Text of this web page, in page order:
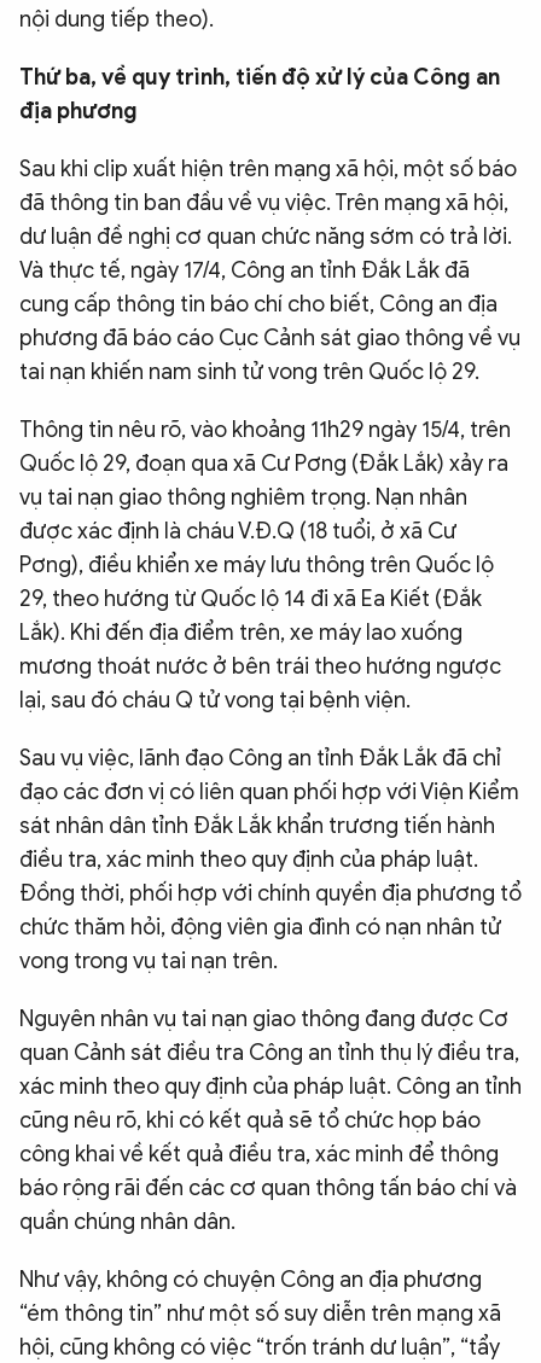
nội dung tiếp theo).
Thứ ba, về quy trình, tiến độ xử lý của Công an
địa phương
Sau khi clip xuất hiện trên mạng xã hội, một số báo
đã thông tin ban đầu về vụ việc. Trên mạng xã hội,
dư luận đề nghị cơ quan chức năng sớm có trả lời.
Và thực tế, ngày 17/4, Công an tỉnh Đắk Lắk đã
cung cấp thông tin báo chí cho biết, Công an địa
phương đã báo cáo Cục Cảnh sát giao thông về vụ
tai nạn khiến nam sinh tử vong trên Quốc lộ 29.
Thông tin nêu rõ, vào khoảng 11h29 ngày 15/4, trên
Quốc lộ 29, đoạn qua xã Cư Pơng (Đắk Lắk) xảy ra
vụ tai nạn giao thông nghiêm trọng. Nạn nhân
được xác định là cháu V.Đ.Q (18 tuổi, ở xã Cư
Pơng), điều khiển xe máy lưu thông trên Quốc lộ
29, theo hướng từ Quốc lộ 14 đi xã Ea Kiết (Đắk
Lắk). Khi đến địa điểm trên, xe máy lao xuống
mương thoát nước ở bên trái theo hướng ngược
lại, sau đó cháu Q tử vong tại bệnh viện.
Sau vụ việc, lãnh đạo Công an tỉnh Đắk Lắk đã chỉ
đạo các đơn vị có liên quan phối hợp với Viện Kiểm
sát nhân dân tỉnh Đắk Lắk khẩn trương tiến hành
điều tra, xác minh theo quy định của pháp luật.
Đồng thời, phối hợp với chính quyền địa phương tổ
chức thăm hỏi, động viên gia đình có nạn nhân tử
vong trong vụ tai nạn trên.
Nguyên nhân vụ tai nạn giao thông đang được Cơ
quan Cảnh sát điều tra Công an tỉnh thụ lý điều tra,
xác minh theo quy định của pháp luật. Công an tỉnh
cũng nêu rõ, khi có kết quả sẽ tổ chức họp báo
công khai về kết quả điều tra, xác minh để thông
báo rộng rãi đến các cơ quan thông tấn báo chí và
quần chúng nhân dân.
Như vậy, không có chuyện Công an địa phương
“ém thông tin” như một số suy diễn trên mạng xã
hội, cũng không có việc “trốn tránh dư luận”, “tẩy